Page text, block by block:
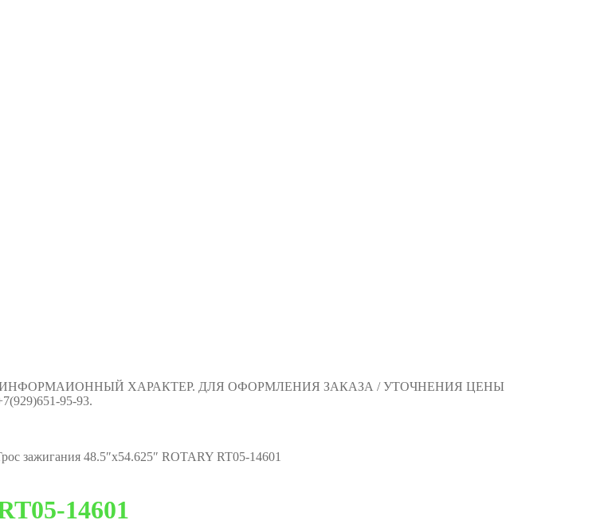
ХАРАКТЕР. ДЛЯ ОФОРМЛЕНИЯ ЗАКАЗА / УТОЧНЕНИЯ ЦЕНЫ
95-93.
зажигания 48.5″х54.625″ ROTARY RT05-14601
14601